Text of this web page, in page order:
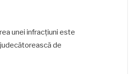
unei infracțiuni este
de